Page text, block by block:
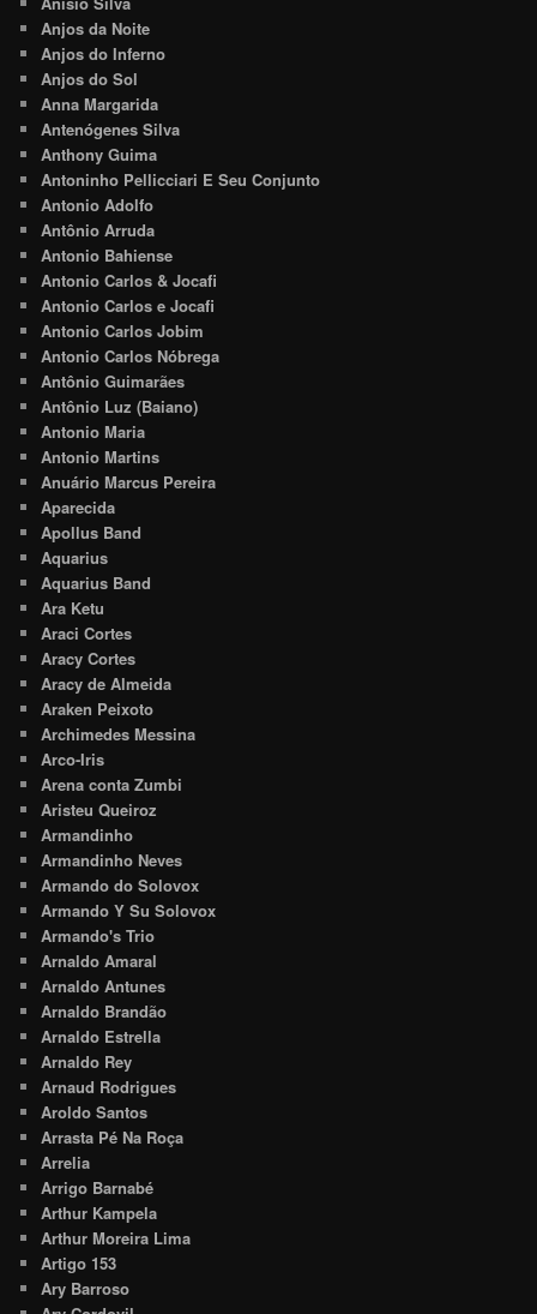
Anjos da Noite
Anjos do Inferno
Anjos do Sol
Anna Margarida
Antenógenes Silva
Anthony Guima
Antoninho Pellicciari E Seu Conjunto
Antonio Adolfo
Antônio Arruda
Antonio Bahiense
Antonio Carlos & Jocafi
Antonio Carlos e Jocafi
Antonio Carlos Jobim
Antonio Carlos Nóbrega
Antônio Guimarães
Antônio Luz (Baiano)
Antonio Maria
Antonio Martins
Anuário Marcus Pereira
Aparecida
Apollus Band
Aquarius
Aquarius Band
Ara Ketu
Araci Cortes
Aracy Cortes
Aracy de Almeida
Araken Peixoto
Archimedes Messina
Arco-Iris
Arena conta Zumbi
Aristeu Queiroz
Armandinho
Armandinho Neves
Armando do Solovox
Armando Y Su Solovox
Armando's Trio
Arnaldo Amaral
Arnaldo Antunes
Arnaldo Brandão
Arnaldo Estrella
Arnaldo Rey
Arnaud Rodrigues
Aroldo Santos
Arrasta Pé Na Roça
Arrelia
Arrigo Barnabé
Arthur Kampela
Arthur Moreira Lima
Artigo 153
Ary Barroso